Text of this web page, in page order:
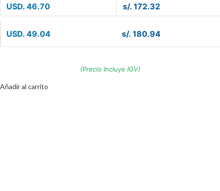
USD. 46.70 s/. 172.32
USD. 49.04 s/. 180.94
(Precio Incluye IGV)
Añadir al carrito